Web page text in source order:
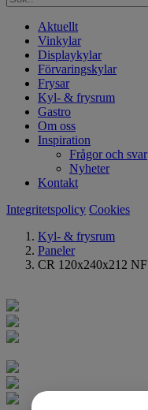
Aktuellt
Vinkylar
Displaykylar
Förvaringskylar
Frysar
Kyl- & frysrum
Gastro
Om oss
Inspiration
Frågor och svar
Nyheter
Kontakt
Integritetspolicy Cookies
Kyl- & frysrum
Paneler
CR 120x240x212 NF